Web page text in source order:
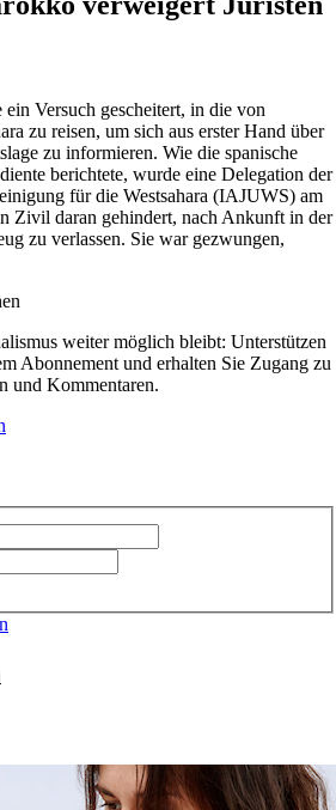
Versuch gescheitert, in die von
zu reisen, um sich aus erster Hand über
zu informieren. Wie die spanische
berichtete, wurde eine Delegation der
für die Westsahara (IAJUWS) am
Zivil daran gehindert, nach Ankunft in der
zu verlassen. Sie war gezwungen,
weiter möglich bleibt: Unterstützen
Abonnement und erhalten Sie Zugang zu
und Kommentaren.